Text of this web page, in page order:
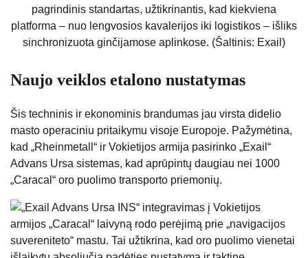
pagrindinis standartas, užtikrinantis, kad kiekviena
platforma – nuo ​​lengvosios kavalerijos iki logistikos – išliks
sinchronizuota ginčijamose aplinkose. (Šaltinis: Exail)
Naujo veiklos etalono nustatymas
Šis techninis ir ekonominis brandumas jau virsta didelio
masto operaciniu pritaikymu visoje Europoje. Pažymėtina,
kad „Rheinmetall“ ir Vokietijos armija pasirinko „Exail“
Advans Ursa sistemas, kad aprūpintų daugiau nei 1000
„Caracal“ oro puolimo transporto priemonių.